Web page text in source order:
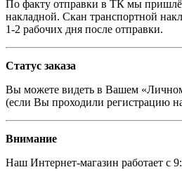
По факту отправки в ТК мы
накладной. Скан транспортной
1-2 рабочих дня после отправки.
Статус заказа
Вы можете видеть в Вашем
(если Вы проходили регистрацию
Внимание
Наш Интернет-магазин работает с